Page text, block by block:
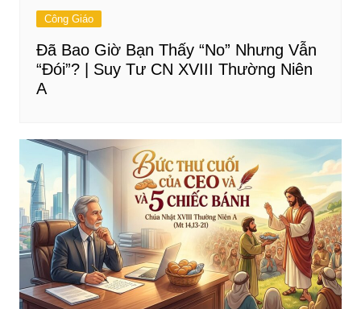
Công Giáo
Đã Bao Giờ Bạn Thấy “No” Nhưng Vẫn
“Đói”? | Suy Tư CN XVIII Thường Niên
A